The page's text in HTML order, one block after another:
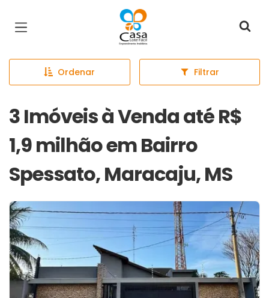
Página inicial
Ordenar Filtrar
3 Imóveis à Venda até R$
1,9 milhão em Bairro
Spessato, Maracaju, MS